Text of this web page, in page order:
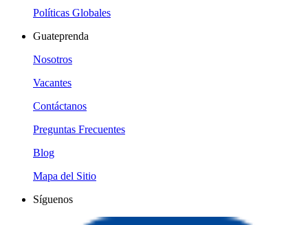
Políticas Globales
Guateprenda
Nosotros
Vacantes
Contáctanos
Preguntas Frecuentes
Blog
Mapa del Sitio
Síguenos